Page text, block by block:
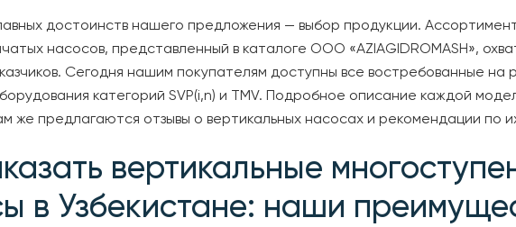
достоинств нашего предложения — выбор продукции.
насосов, представленный в каталоге ООО «AZIAGIDROMASH»,
Сегодня нашим покупателям доступны все востребованные на
категорий SVP(i,n) и TMV. Подробное описание каждой
же предлагаются отзывы о вертикальных насосах и рекомендации по
вертикальные
в Узбекистане: наши